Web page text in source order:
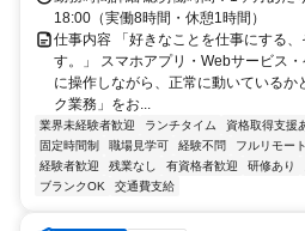
18:00（実働8時間・休憩1時間）
仕事内容 「好きなことを仕事にする
す。」 スマホアプリ・Webサービス
に操作しながら、正常に動いているか
ク業務」をお...
業界未経験者歓迎 ランチタイム 資格取得支援
固定時間制
職場見学可 経験不問 フルリモート
経験者歓迎
残業なし 有資格者歓迎 研修あり
ブランクOK
交通費支給